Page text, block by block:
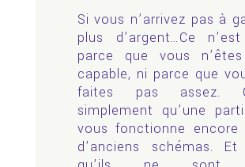
Si vous n’arrivez pas à
plus d’argent…Ce
parce que vous
capable, ni parce que
faites pas assez.
simplement qu’une
vous fonctionne encore
d’anciens schémas.